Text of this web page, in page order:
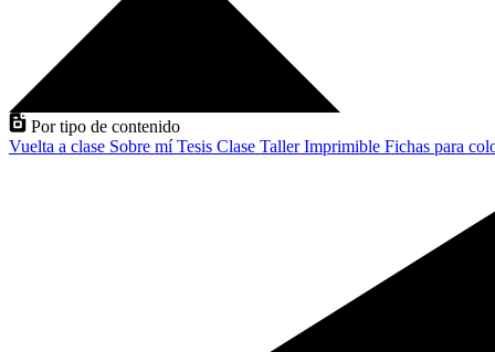
Por tipo de contenido
Vuelta a clase Sobre míTesis Clase TallerImprimible Fichas para